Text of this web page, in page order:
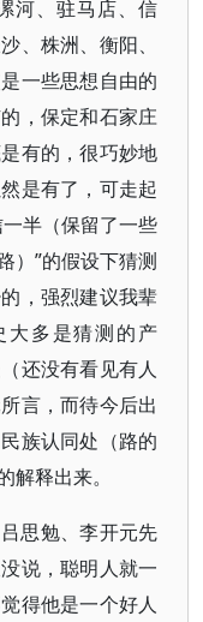
河、驻马店、信
、株洲、衡阳、
一些思想自由的
，保定和石家庄
有的，很巧妙地
是有了，可走起
半（保留了一些
）”的假设下猜测
，强烈建议我辈
大多是猜测的产
还没有看见有人
言，而待今后出
族认同处（路的
释出来。
思勉、李开元先
说，聪明人就一
得他是一个好人